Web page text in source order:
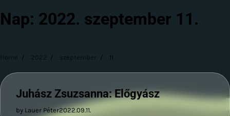
Nap: 2022. szeptember 11.
Home 2022 szeptember 11
Juhász Zsuzsanna: Előgyász
by Lauer Péter2022.09.11.